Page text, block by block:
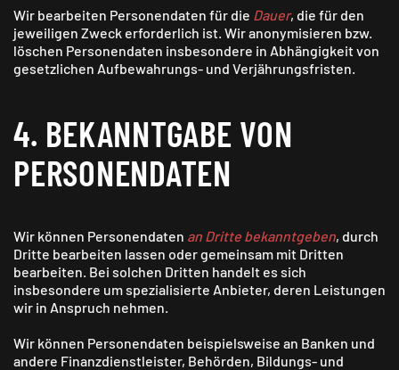
Wir bearbeiten Personen­daten für die Dauer, die für den
jeweiligen Zweck erforderlich ist. Wir anonymisieren bzw.
löschen Personen­daten insbesondere in Abhängigkeit von
gesetzlichen Aufbewahrungs- und Verjährungs­fristen.
4. BEKANNTGABE VON
PERSONEN­DATEN
Wir können Personen­daten an Dritte bekanntgeben, durch
Dritte bearbeiten lassen oder gemeinsam mit Dritten
bearbeiten. Bei solchen Dritten handelt es sich
insbesondere um spezialisierte Anbieter, deren Leistungen
wir in Anspruch nehmen.
Wir können Personen­daten beispielsweise an Banken und
andere Finanz­dienstleister, Behörden, Bildungs- und